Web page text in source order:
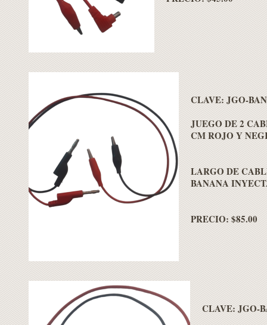
CLAVE: JGO-
JUEGO DE 2
CM ROJO Y
LARGO DE
BANANA
PRECIO: $85.00
CLAVE: JGO-